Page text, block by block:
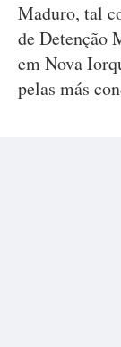
Maduro, tal
de Detenção
em Nova
pelas más